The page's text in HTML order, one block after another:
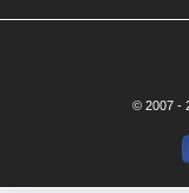
© 2007 -